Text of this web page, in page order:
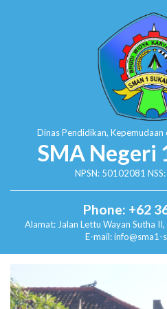
Dinas Pendidikan, Kepemudaan
SMA Negeri
NPSN: 50102081
Phone: +62
Alamat: Jalan Lettu Wayan Sutha
E-mail: info@sma1-